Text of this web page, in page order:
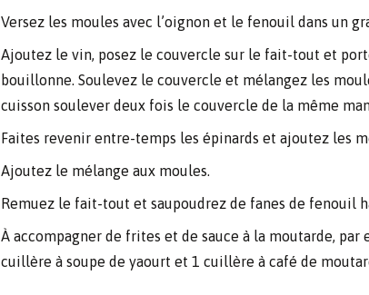
Versez les moules avec l’oignon et le fenouil dans un
Ajoutez le vin, posez le couvercle sur le fait-tout et
bouillonne. Soulevez le couvercle et mélangez les
cuisson soulever deux fois le couvercle de la même
Faites revenir entre-temps les épinards et ajoutez les
Ajoutez le mélange aux moules.
Remuez le fait-tout et saupoudrez de fanes de fenouil
À accompagner de frites et de sauce à la moutarde,
cuillère à soupe de yaourt et 1 cuillère à café de